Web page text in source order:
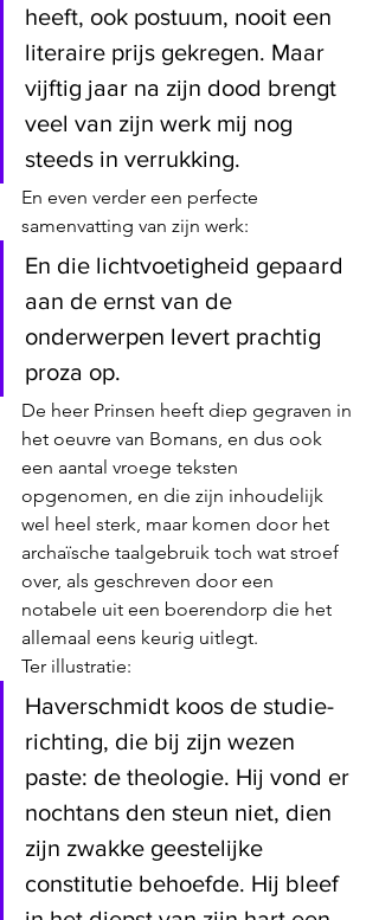
heeft, ook postuum, nooit een
literaire prijs gekregen. Maar
vijftig jaar na zijn dood brengt
veel van zijn werk mij nog
steeds in verrukking.
En even verder een perfecte
samenvatting van zijn werk:
En die lichtvoetigheid gepaard
aan de ernst van de
onderwerpen levert prachtig
proza op.
De heer Prinsen heeft diep gegraven in
het oeuvre van Bomans, en dus ook
een aantal vroege teksten
opgenomen, en die zijn inhoudelijk
wel heel sterk, maar komen door het
archaïsche taalgebruik toch wat stroef
over, als geschreven door een
notabele uit een boerendorp die het
allemaal eens keurig uitlegt.
Ter illustratie:
Haverschmidt koos de studie-
richting, die bij zijn wezen
paste: de theologie. Hij vond er
nochtans den steun niet, dien
zijn zwakke geestelijke
constitutie behoefde. Hij bleef